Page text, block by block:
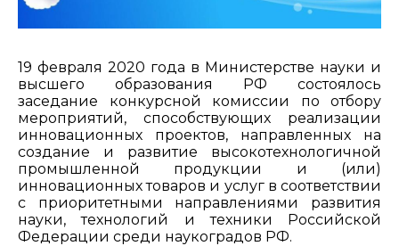
19 февраля 2020 года в Министерстве науки и
высшего образования РФ состоялось
заседание конкурсной комиссии по отбору
мероприятий, способствующих реализации
инновационных проектов, направленных на
создание и развитие высокотехнологичной
промышленной продукции и (или)
инновационных товаров и услуг в соответствии
с приоритетными направлениями развития
науки, технологий и техники Российской
Федерации среди наукоградов РФ.